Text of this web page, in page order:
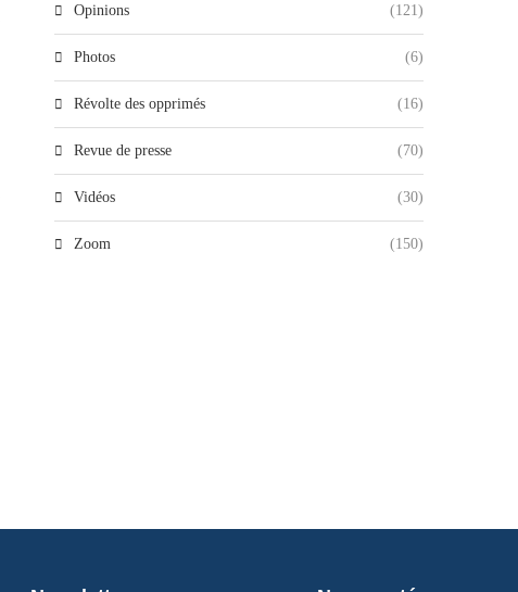
Opinions (121)
Photos (6)
Révolte des opprimés (16)
Revue de presse (70)
Vidéos (30)
Zoom (150)